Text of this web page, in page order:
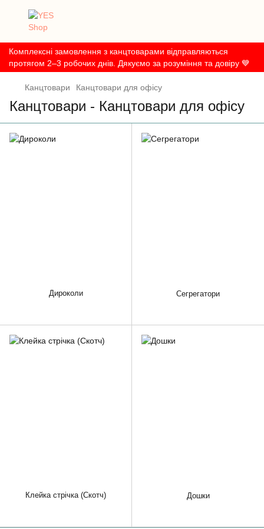
Комплексні замовлення з канцтоварами відправляються
протягом 2–3 робочих днів. Дякуємо за розуміння та довіру 💙
Канцтовари Канцтовари для офісу
Канцтовари - Канцтовари для офісу
Дироколи Сегрегатори
Клейка стрічка (Скотч) Дошки